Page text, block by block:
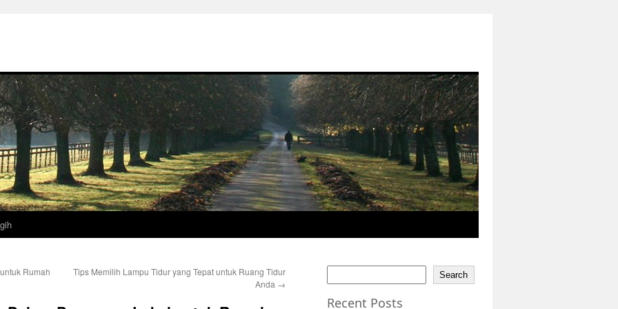
Rumah
Tips Memilih Lampu Tidur yang Tepat untuk Ruang Tidur
Anda →
Search
Recent Posts